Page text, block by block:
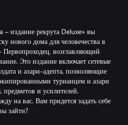
издание рекрута Deluxe» вы
нового дома для человечества в
возглавляющий
Это издание включает сетевые
и азари-адепта, позволяющие
турианцем и азари
предметов и усилителей.
на вас. Вам придется задать себе
зайти?